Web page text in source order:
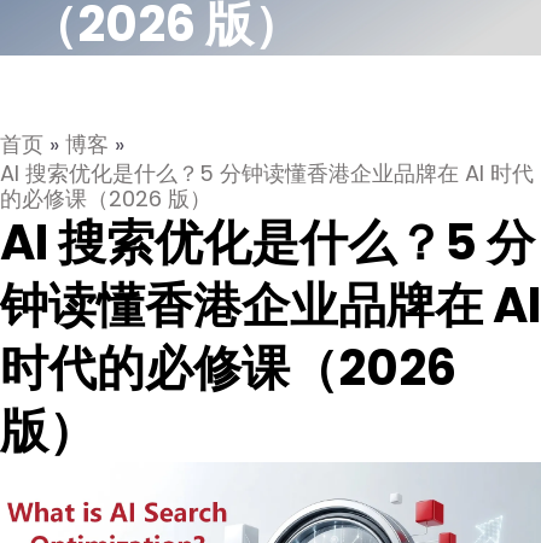
（2026 版）
首页 » 博客 »
AI 搜索优化是什么？5 分钟读懂香港企业品牌在 AI 时代
的必修课（2026 版）
AI 搜索优化是什么？5 分
钟读懂香港企业品牌在 AI
时代的必修课（2026
版）